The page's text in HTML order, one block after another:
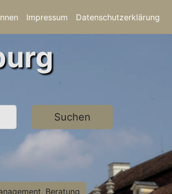
Impressum Datenschutzerklärung
Suchen
Beratung